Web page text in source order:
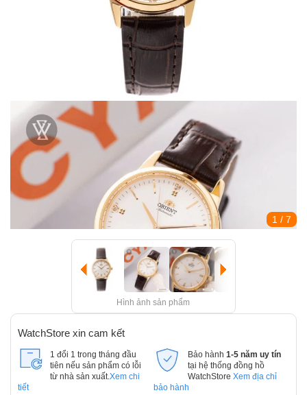
1 / 7
Hình ảnh sản phẩm
WatchStore xin cam kết
1 đổi 1 trong tháng đầu
tiên nếu sản phẩm có lỗi
từ nhà sản xuất. Xem chi
tiết
Bảo hành 1-5 năm uy tín
tại hệ thống đồng hồ
WatchStore Xem địa chỉ
bảo hành